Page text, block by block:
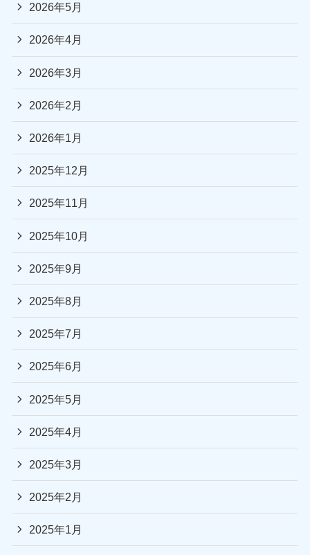
2026年5月
2026年4月
2026年3月
2026年2月
2026年1月
2025年12月
2025年11月
2025年10月
2025年9月
2025年8月
2025年7月
2025年6月
2025年5月
2025年4月
2025年3月
2025年2月
2025年1月